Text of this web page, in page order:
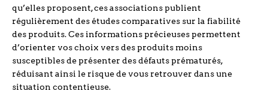
qu’elles proposent, ces associations publient
régulièrement des études comparatives sur la fiabilité
des produits. Ces informations précieuses permettent
d’orienter vos choix vers des produits moins
susceptibles de présenter des défauts prématurés,
réduisant ainsi le risque de vous retrouver dans une
situation contentieuse.